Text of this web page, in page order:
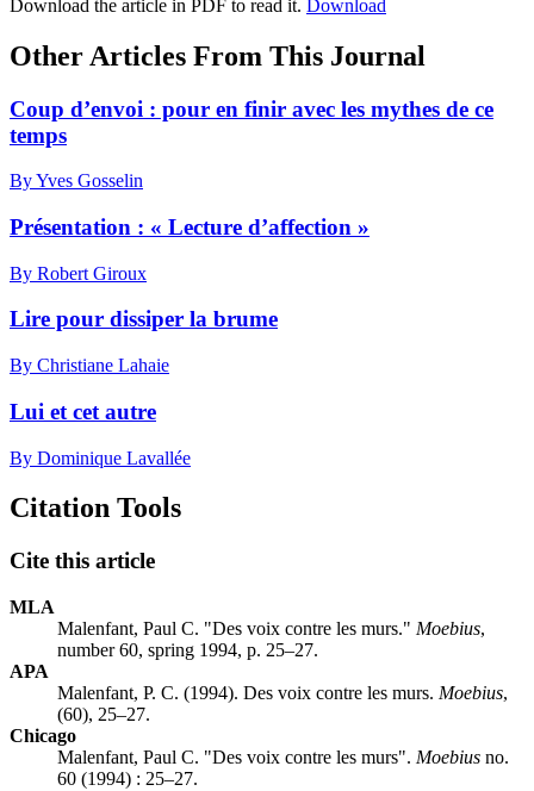
Download the article in PDF to read it. Download
Other Articles From This Journal
Coup d’envoi : pour en finir avec les mythes de ce
temps
By Yves Gosselin
Présentation : « Lecture d’affection »
By Robert Giroux
Lire pour dissiper la brume
By Christiane Lahaie
Lui et cet autre
By Dominique Lavallée
Citation Tools
Cite this article
MLA
Malenfant, Paul C. "Des voix contre les murs." Moebius,
number 60, spring 1994, p. 25–27.
APA
Malenfant, P. C. (1994). Des voix contre les murs. Moebius,
(60), 25–27.
Chicago
Malenfant, Paul C. "Des voix contre les murs". Moebius no.
60 (1994) : 25–27.